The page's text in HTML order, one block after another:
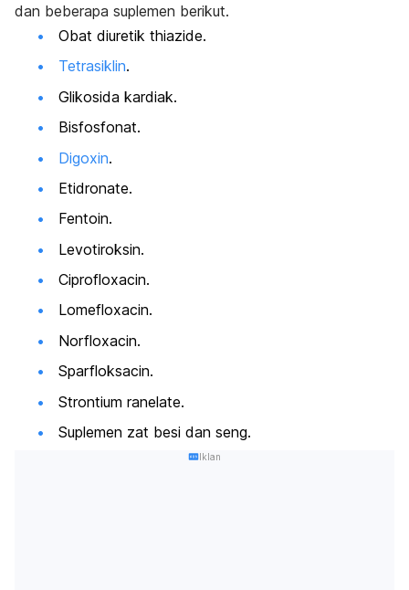
dan beberapa suplemen berikut.
Obat diuretik thiazide.
Tetrasiklin.
Glikosida kardiak.
Bisfosfonat.
Digoxin.
Etidronate.
Fentoin.
Levotiroksin.
Ciprofloxacin.
Lomefloxacin.
Norfloxacin.
Sparfloksacin.
Strontium ranelate.
Suplemen zat besi dan seng.
Iklan